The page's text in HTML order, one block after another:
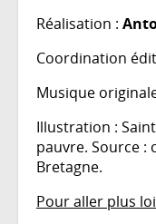
Réalisation :
Coordination
Musique
Illustration :
pauvre. Source :
Bretagne.
Pour aller plus